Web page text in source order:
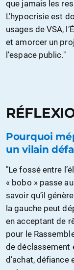
que jamais les
L’hypocrisie est
usages de VSA,
et amorcer un
l’espace public."
‌Pourquoi
un vilain
"Le fossé entre
« bobo » passe
savoir qu’il
la gauche peut
en acceptant de
pour le
de déclassement
d’achat, défiance